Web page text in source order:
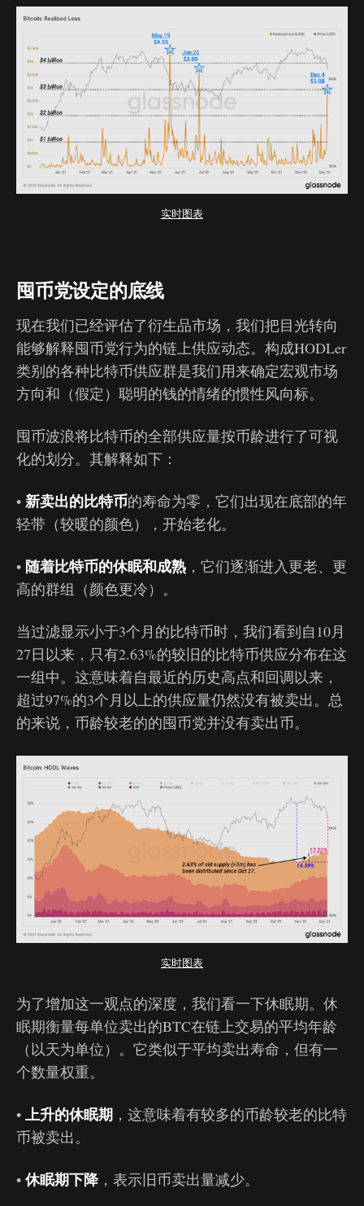
实时图表
囤币党设定的底线
现在我们已经评估了衍生品市场，我们把目光转向
能够解释囤币党行为的链上供应动态。构成HODLer
类别的各种比特币供应群是我们用来确定宏观市场
方向和（假定）聪明的钱的情绪的惯性风向标。
囤币波浪将比特币的全部供应量按币龄进行了可视
化的划分。其解释如下：
• 新卖出的比特币的寿命为零，它们出现在底部的年
轻带（较暖的颜色），开始老化。
• 随着比特币的休眠和成熟 ，它们逐渐进入更老、更
高的群组（颜色更冷）。
当过滤显示小于3个月的比特币时，我们看到自10月
27日以来，只有2.63%的较旧的比特币供应分布在这
一组中。这意味着自最近的历史高点和回调以来，
超过97%的3个月以上的供应量仍然没有被卖出。总
的来说，币龄较老的的囤币党并没有卖出币。
实时图表
为了增加这一观点的深度，我们看一下休眠期。休
眠期衡量每单位卖出的BTC在链上交易的平均年龄
（以天为单位）。它类似于平均卖出寿命，但有一
个数量权重。
• 上升的休眠期 ，这意味着有较多的币龄较老的比特
币被卖出。
• 休眠期下降，表示旧币卖出量减少。